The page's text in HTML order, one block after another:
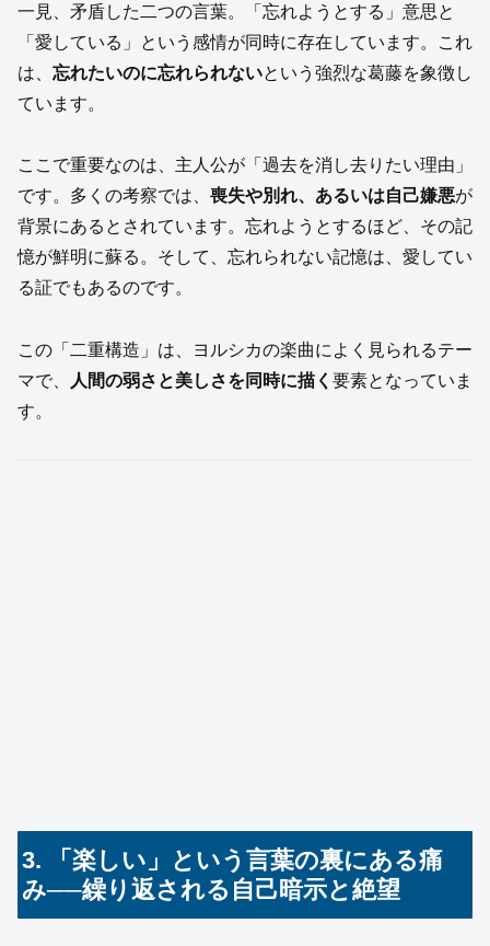
一見、矛盾した二つの言葉。「忘れようとする」意思と
「愛している」という感情が同時に存在しています。これ
は、 忘れたいのに忘れられないという強烈な葛藤を象徴し
ています。
ここで重要なのは、主人公が「過去を消し去りたい理由」
です。多くの考察では、 喪失や別れ、あるいは自己嫌悪が
背景にあるとされています。忘れようとするほど、その記
憶が鮮明に蘇る。そして、忘れられない記憶は、愛してい
る証でもあるのです。
この「二重構造」は、ヨルシカの楽曲によく見られるテー
マで、
人間の弱さと美しさを同時に描く 要素となっていま
す。
3. 「楽しい」という言葉の裏にある痛
み──繰り返される自己暗示と絶望